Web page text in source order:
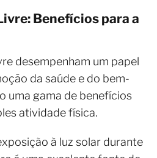
Benefícios para a
desempenham um papel
da saúde e do bem-
uma gama de benefícios
atividade física.
à luz solar durante